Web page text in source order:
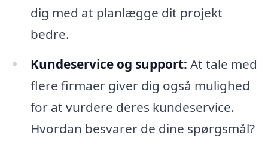
dig med at planlægge dit projekt
bedre.
Kundeservice og support: At tale med
flere firmaer giver dig også mulighed
for at vurdere deres kundeservice.
Hvordan besvarer de dine spørgsmål?